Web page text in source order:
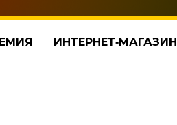
ИНТЕРНЕТ‑МАГАЗИН